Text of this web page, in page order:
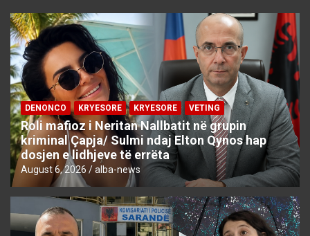
DENONCO KRYESORE KRYESORE VETING
Roli mafioz i Neritan Nallbatit në grupin
kriminal Çapja/ Sulmi ndaj Elton Qynos hap
dosjen e lidhjeve të errëta
August 6, 2026 alba-news